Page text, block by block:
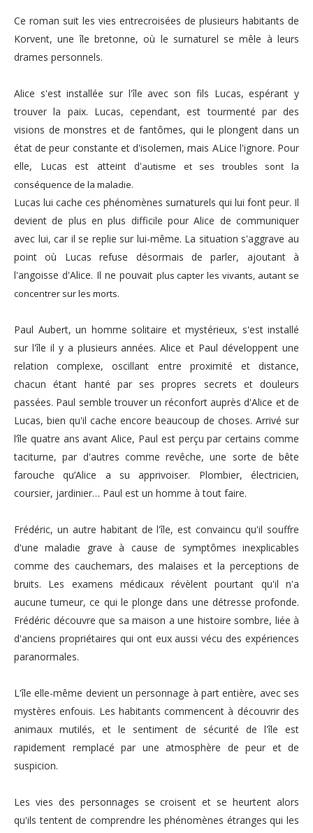
Ce roman suit les vies entrecroisées de plusieurs habitants de
Korvent, une île bretonne, où le surnaturel se mêle à leurs
drames personnels.
Alice s'est installée sur l'île avec son fils Lucas, espérant y
trouver la paix. Lucas, cependant, est tourmenté par des
visions de monstres et de fantômes, qui le plongent dans un
état de peur constante et d'isolemen, mais ALice l'ignore. Pour
elle, Lucas est atteint d'autisme et ses troubles sont la
conséquence de la maladie.
Lucas lui cache ces phénomènes surnaturels qui lui font peur. Il
devient de plus en plus difficile pour Alice de communiquer
avec lui, car il se replie sur lui-même. La situation s'aggrave au
point où Lucas refuse désormais de parler, ajoutant à
l'angoisse d'Alice. Il ne pouvait plus capter les vivants, autant se
concentrer sur les morts.
Paul Aubert, un homme solitaire et mystérieux, s'est installé
sur l'île il y a plusieurs années. Alice et Paul développent une
relation complexe, oscillant entre proximité et distance,
chacun étant hanté par ses propres secrets et douleurs
passées. Paul semble trouver un réconfort auprès d'Alice et de
Lucas, bien qu'il cache encore beaucoup de choses. Arrivé sur
l’île quatre ans avant Alice, Paul est perçu par certains comme
taciturne, par d'autres comme revêche, une sorte de bête
farouche qu’Alice a su apprivoiser. Plombier, électricien,
coursier, jardinier… Paul est un homme à tout faire.
Frédéric, un autre habitant de l'île, est convaincu qu'il souffre
d'une maladie grave à cause de symptômes inexplicables
comme des cauchemars, des malaises et la perceptions de
bruits. Les examens médicaux révèlent pourtant qu'il n'a
aucune tumeur, ce qui le plonge dans une détresse profonde.
Frédéric découvre que sa maison a une histoire sombre, liée à
d'anciens propriétaires qui ont eux aussi vécu des expériences
paranormales.
L'île elle-même devient un personnage à part entière, avec ses
mystères enfouis. Les habitants commencent à découvrir des
animaux mutilés, et le sentiment de sécurité de l'île est
rapidement remplacé par une atmosphère de peur et de
suspicion.
Les vies des personnages se croisent et se heurtent alors
qu'ils tentent de comprendre les phénomènes étranges qui les